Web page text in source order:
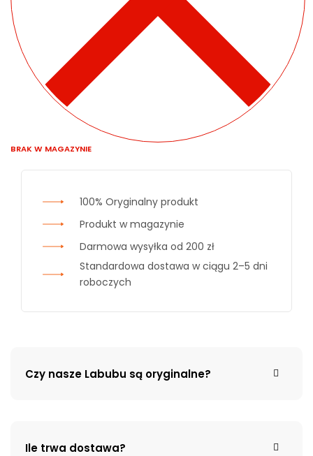
BRAK W MAGAZYNIE
100% Oryginalny produkt
Produkt w magazynie
Darmowa wysyłka od 200 zł
Standardowa dostawa w ciągu 2–5 dni
roboczych
Czy nasze Labubu są oryginalne?
Ile trwa dostawa?